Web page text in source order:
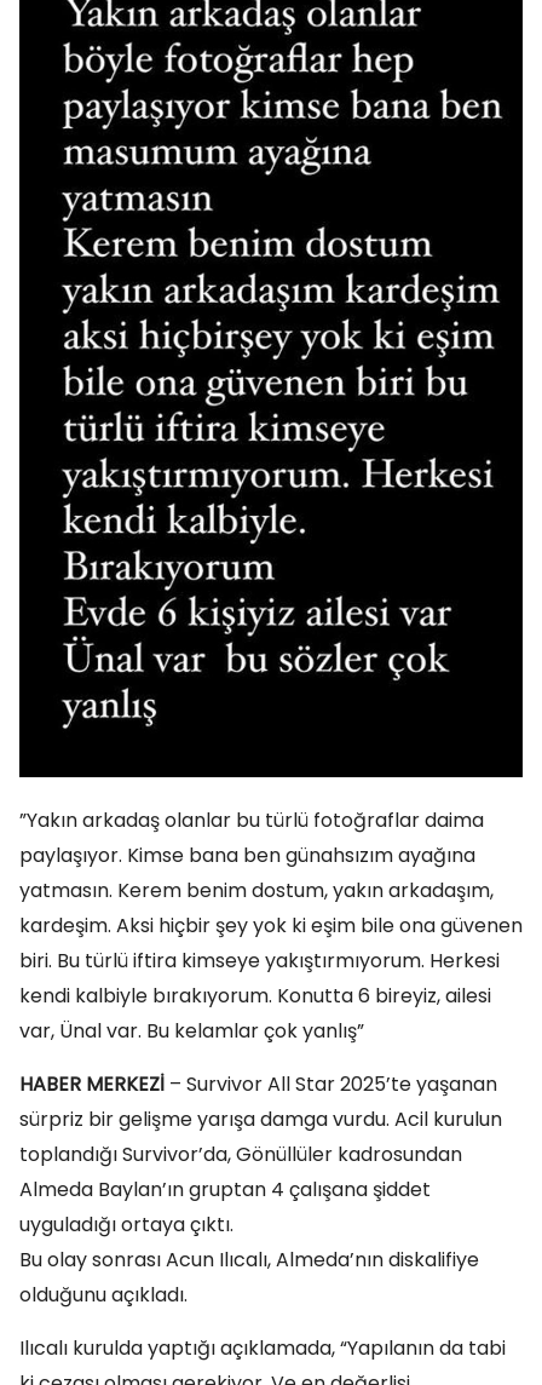
”Yakın arkadaş olanlar bu türlü fotoğraflar daima
paylaşıyor. Kimse bana ben günahsızım ayağına
yatmasın. Kerem benim dostum, yakın arkadaşım,
kardeşim. Aksi hiçbir şey yok ki eşim bile ona güvenen
biri. Bu türlü iftira kimseye yakıştırmıyorum. Herkesi
kendi kalbiyle bırakıyorum. Konutta 6 bireyiz, ailesi
var, Ünal var. Bu kelamlar çok yanlış”
HABER MERKEZİ – Survivor All Star 2025’te yaşanan
sürpriz bir gelişme yarışa damga vurdu. Acil kurulun
toplandığı Survivor’da, Gönüllüler kadrosundan
Almeda Baylan’ın gruptan 4 çalışana şiddet
uyguladığı ortaya çıktı.
Bu olay sonrası Acun Ilıcalı, Almeda’nın diskalifiye
olduğunu açıkladı.
Ilıcalı kurulda yaptığı açıklamada, “Yapılanın da tabi